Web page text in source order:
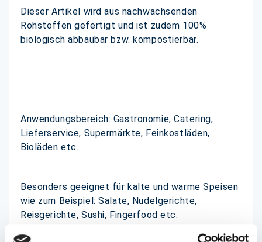
Dieser Artikel wird aus nachwachsenden
Rohstoffen gefertigt und ist zudem 100%
biologisch abbaubar bzw. kompostierbar.
Anwendungsbereich: Gastronomie, Catering,
Lieferservice, Supermärkte, Feinkostläden,
Bioläden etc.
Besonders geeignet für kalte und warme Speisen
wie zum Beispiel: Salate, Nudelgerichte,
Reisgerichte, Sushi, Fingerfood etc.